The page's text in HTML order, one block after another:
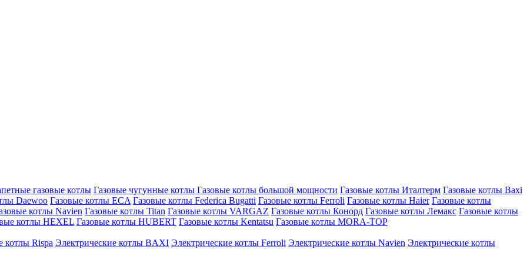
газовые котлы Газовые чугунные котлы Газовые котлы большой мощности Газовые котлы Италтерм Газовые котлы Baxi
Daewoo Газовые котлы ECA Газовые котлы Federica Bugatti Газовые котлы Ferroli Газовые котлы Haier Газовые котлы
котлы Navien Газовые котлы Titan Газовые котлы VARGAZ Газовые котлы Конорд Газовые котлы Лемакс Газовые котлы
котлы HEXEL Газовые котлы HUBERT Газовые котлы Kentatsu Газовые котлы MORA-TOP
котлы Rispa Электрические котлы BAXI Электрические котлы Ferroli Электрические котлы Navien Электрические котлы